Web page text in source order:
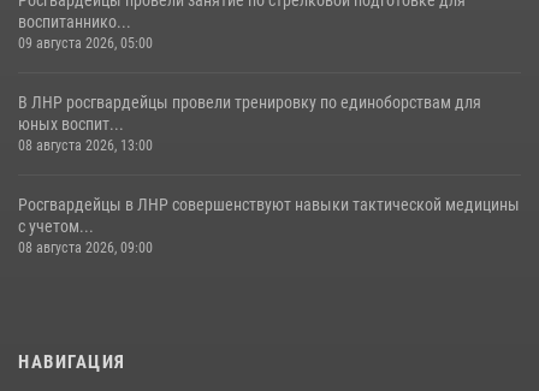
воспитаннико...
09 августа 2026, 05:00
В ЛНР росгвардейцы провели тренировку по единоборствам для
юных воспит...
08 августа 2026, 13:00
Росгвардейцы в ЛНР совершенствуют навыки тактической медицины
с учетом...
08 августа 2026, 09:00
НАВИГАЦИЯ